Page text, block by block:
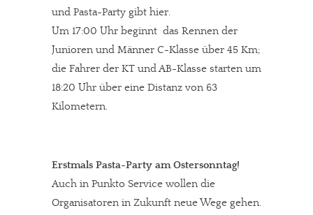
und Pasta-Party gibt hier.
Um 17:00 Uhr beginnt das Rennen der
Junioren und Männer C-Klasse über 45 Km;
die Fahrer der KT und AB-Klasse starten um
18:20 Uhr über eine Distanz von 63
Kilometern.
Erstmals Pasta-Party am Ostersonntag!
Auch in Punkto Service wollen die
Organisatoren in Zukunft neue Wege gehen.